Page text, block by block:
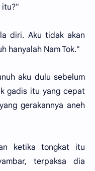
itu?"
diri. Aku tidak akan
hanyalah Nam Tok."
aku dulu sebelum
gadis itu yang cepat
gerakannya aneh
ketika tongkat itu
terpaksa dia